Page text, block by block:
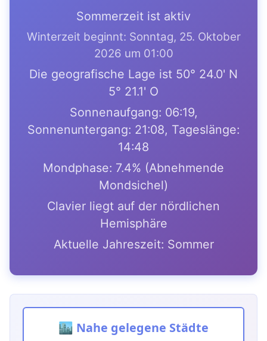
Sommerzeit ist aktiv
Winterzeit beginnt: Sonntag, 25. Oktober
2026 um 01:00
Die geografische Lage ist 50° 24.0' N
5° 21.1' O
Sonnenaufgang: 06:19,
Sonnenuntergang: 21:08, Tageslänge:
14:48
Mondphase: 7.4% (Abnehmende
Mondsichel)
Clavier liegt auf der nördlichen
Hemisphäre
Aktuelle Jahreszeit: Sommer
🏙️ Nahe gelegene Städte